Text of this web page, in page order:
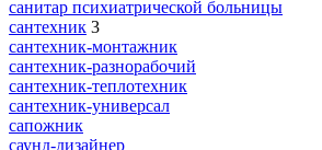
санитар психиатрической больницы
сантехник 3
сантехник-монтажник
сантехник-разнорабочий
сантехник-теплотехник
сантехник-универсал
сапожник
саунд-дизайнер